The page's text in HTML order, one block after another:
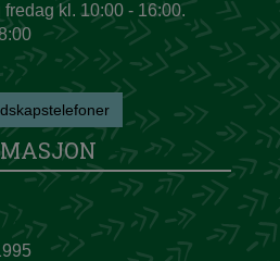
kl. 10:00 - 16:00.